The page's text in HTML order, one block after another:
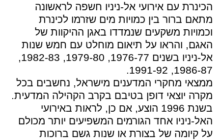
הכינרת עם אירועי אל-ניניו חשפה לראשונה
מתאם ברור בין כמויות מים שזרמו לכינרת
וכמויות משקעים שנמדדו באגן ההיקוות של
האגם, והראו על תיאום מוחלט עם חמש שנות
אל-ניניו בשנים 1976-77, 1979-80, 1982-83,
1986-87, 1991-92.
ממצאי מחקרי המדענים מישראל, נחשבים בכל
מקרה יוצאי דופן בטיבם בקרב הקהילה המדעית.
בשנת 1996 הוצע, אם כן, לראות באירועי
האל-ניניו אחד הגורמים המשפיעים יותר מכולם
על קיומה של בצורת או שנות גשם ברוכות